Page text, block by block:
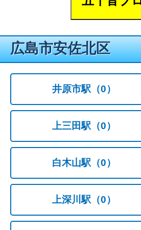
広島市安佐北区
井原市駅 （0）
上三田駅 （0）
白木山駅 （0）
上深川駅 （0）